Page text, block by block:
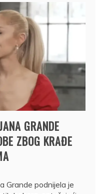
GRANDE
ZBOG KRAĐE
Grande podnijela je